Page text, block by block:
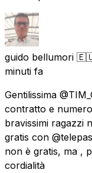
guido bellumori
minuti fa
Gentilissima
contratto e
bravissimi ragazzi
gratis con
non è gratis, ma ,
cordialità